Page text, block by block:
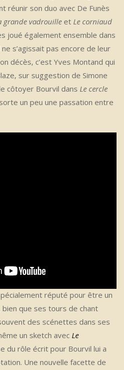
réunir son duo avec De Funès
grande vadrouille et Le corniaud
joué également ensemble dans
ne s’agissait pas encore de leur
décès, c’est Yves Montand qui
sur suggestion de Simone
côtoyer Bourvil dans Le cercle
un peu une passation entre
réputé pour être un
bien que ses tours de chant
des scénettes dans ses
un sketch avec Le
du rôle écrit pour Bourvil lui a
Une nouvelle facette de